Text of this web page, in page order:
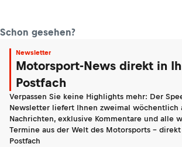
Schon gesehen?
Newsletter
Motorsport-News direkt in
Postfach
Verpassen Sie keine Highlights mehr: Der
Newsletter liefert Ihnen zweimal wöchentlich
Nachrichten, exklusive Kommentare und alle
Termine aus der Welt des Motorsports -
Postfach